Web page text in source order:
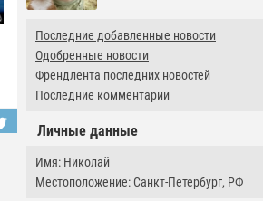
Последние добавленные новости
Одобренные новости
Френдлента последних новостей
Последние комментарии
Личные данные
Имя: Николай
Местоположение: Санкт-Петербург, РФ